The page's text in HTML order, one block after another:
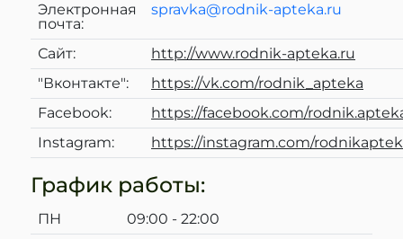
Электронная
почта:
spravka@rodnik-apteka.ru
Сайт:
http://www.rodnik-apteka.ru
"Вконтакте":
https://vk.com/rodnik_apteka
Facebook:
https://facebook.com/
Instagram:
https://instagram.com/
График работы:
ПН
09:00 - 22:00